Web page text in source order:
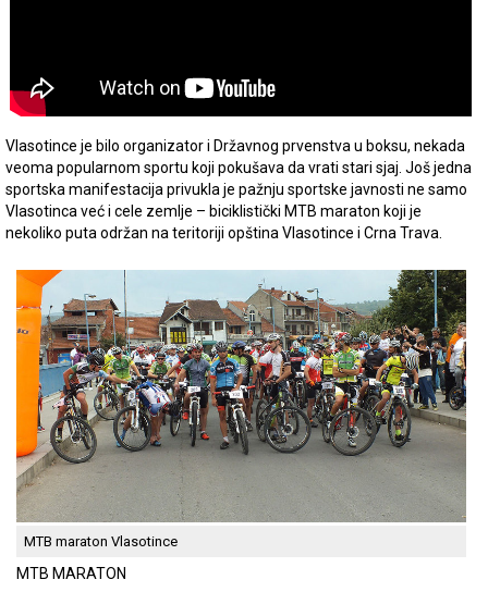
Vlasotince je bilo organizator i Državnog prvenstva u boksu, nekada
veoma popularnom sportu koji pokušava da vrati stari sjaj. Još jedna
sportska manifestacija privukla je pažnju sportske javnosti ne samo
Vlasotinca već i cele zemlje – biciklistički MTB maraton koji je
nekoliko puta održan na teritoriji opština Vlasotince i Crna Trava.
MTB maraton Vlasotince
MTB MARATON